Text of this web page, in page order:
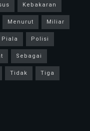
Kebakaran
Menurut
Miliar
Piala
Polisi
Sebagai
Tidak
Tiga